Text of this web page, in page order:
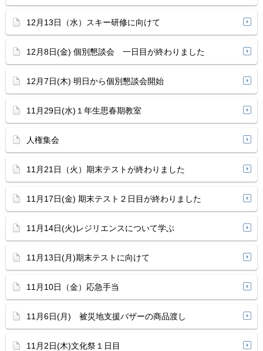
12月13日（水）スキー研修に向けて
12月8日(金) 個別懇談会 一日目が終わりました
12月7日(木) 明日から個別懇談会開始
11月29日(水)１年生思春期教室
人権集会
11月21日（火）期末テストが終わりました
11月17日(金) 期末テスト２日目が終わりました
11月14日(火)レジリエンスについて学ぶ
11月13日(月)期末テストに向けて
11月10日（金）応急手当
11月6日(月) 被災地支援バザーの商品渡し
11月2日(木)文化祭１日目